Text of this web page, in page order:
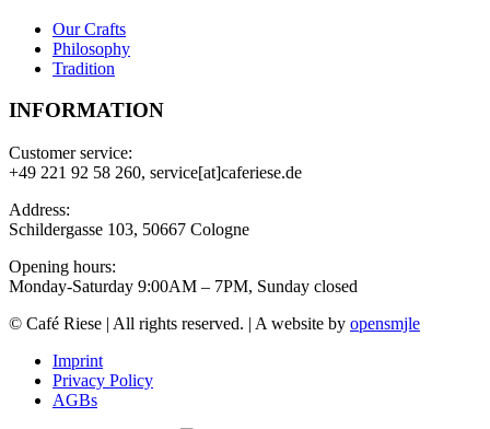
Our Crafts
Philosophy
Tradition
INFORMATION
Customer service:
+49 221 92 58 260, service[at]caferiese.de
Address:
Schildergasse 103, 50667 Cologne
Opening hours:
Monday-Saturday 9:00AM – 7PM, Sunday closed
© Café Riese | All rights reserved. | A website by opensmjle
Imprint
Privacy Policy
AGBs